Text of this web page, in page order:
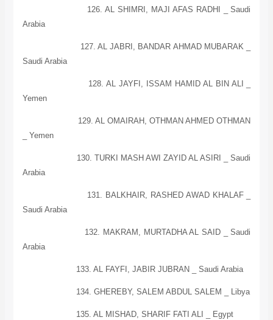
126. AL SHIMRI, MAJI AFAS RADHI _Saudi
Arabia
127. AL JABRI, BANDAR AHMAD MUBARAK _
Saudi Arabia
128. AL JAYFI, ISSAM HAMID ALBIN ALI _
Yemen
129. AL OMAIRAH, OTHMAN AHMED OTHMAN
Yemen
130. TURKI MASH AWI ZAYID AL ASIRI _Saudi
Arabia
131. BALKHAIR, RASHED AWAD KHALAF _
Saudi Arabia
132. MAKRAM, MURTADHAAL SAID _Saudi
Arabia
133. AL FAYFI, JABIR JUBRAN _ Saudi Arabia
134. GHEREBY, SALEM ABDUL SALEM Libya
135. ALMISHAD, SHARIF FATI ALI _ Egypt